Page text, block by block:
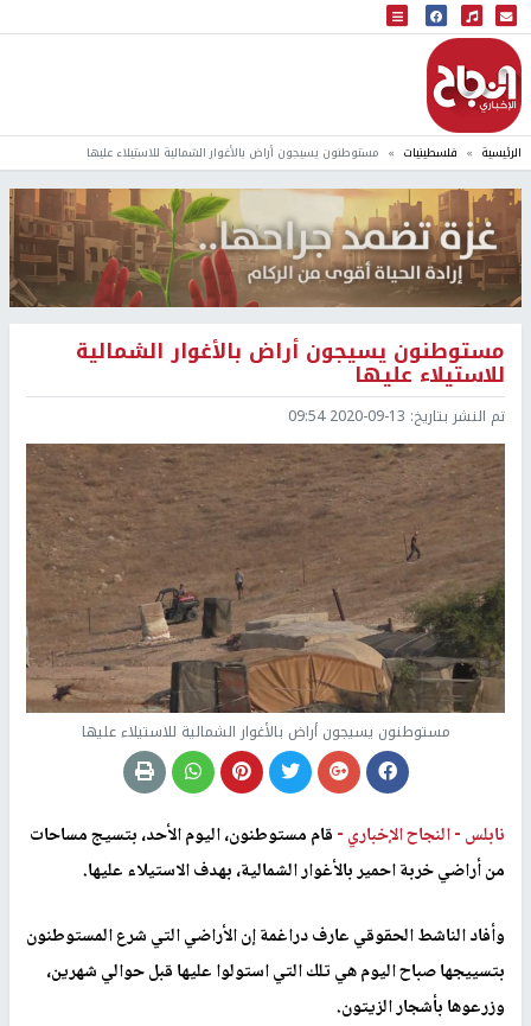
البث المباشر
إذاعة النجاح
الرئيسية فلسطينيات مستوطنون يسيجون أراض بالأغوار الشمالية للاستيلاء عليها
مستوطنون يسيجون أراض بالأغوار الشمالية
للاستيلاء عليها
تم النشر بتاريخ: 2020-09-13 09:54
مستوطنون يسيجون أراض بالأغوار الشمالية للاستيلاء عليها
نابلس -النجاح الإخباري -قام مستوطنون، اليوم الأحد، بتسيج مساحات
من أراضي خربة احمير بالأغوار الشمالية، بهدف الاستيلاء عليها.
وأفاد الناشط الحقوقي عارف دراغمة إن الأراضي التي شرع المستوطنون
بتسييجها صباح اليوم هي تلك التي استولوا عليها قبل حوالي شهرين،
وزرعوها بأشجار الزيتون.